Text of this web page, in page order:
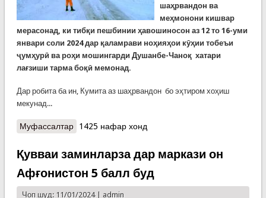
шаҳрвандон ва
меҳмонони кишвар
мерасонад, ки тибқи пешбинии ҳавошиносон аз 12 то 16-уми
январи соли 2024 дар қаламрави ноҳияҳои кӯҳии тобеъи
ҷумҳурӣ ва роҳи мошингарди Душанбе-Чаноқ хатари
лағзиши тарма боқӣ мемонад.
Дар робита ба ин, Кумита аз шаҳрвандон бо эҳтиром хоҳиш
мекунад...
Муфассалтаро КҲФ: Хатари лағзиши тарма то 16-уми январ
1425 нафар хонд
Қувваи заминларза дар маркази он
Афғонистон 5 балл буд
Чоп шуд: 11/01/2024 | admin